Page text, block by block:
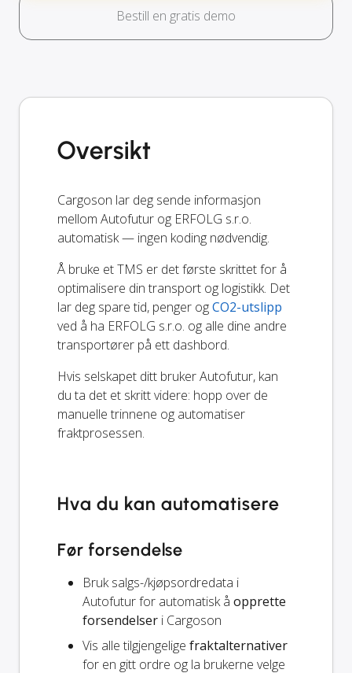
Bestill en gratis demo
Oversikt
Cargoson lar deg sende informasjon
mellom Autofutur og ERFOLG s.r.o.
automatisk — ingen koding nødvendig.
Å bruke et TMS er det første skrittet for å
optimalisere din transport og logistikk. Det
lar deg spare tid, penger ogCO2-utslipp
ved å ha ERFOLG s.r.o. og alle dine andre
transportører på ett dashbord.
Hvis selskapet ditt bruker Autofutur, kan
du ta det et skritt videre: hopp over de
manuelle trinnene og automatiser
fraktprosessen.
Hva du kan automatisere
Før forsendelse
Bruk salgs-/kjøpsordredata i
Autofutur for automatisk å opprette
forsendelser i Cargoson
Vis alle tilgjengelige fraktalternativer
for en gitt ordre og la brukerne velge